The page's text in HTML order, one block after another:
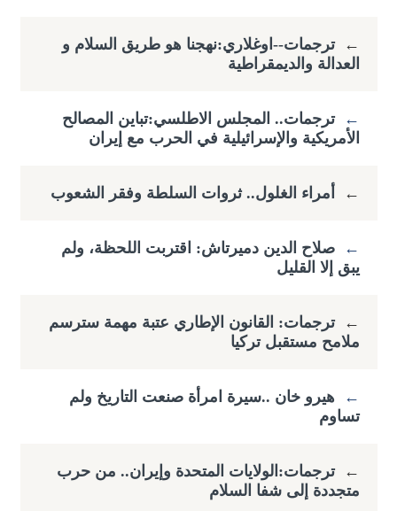
← ترجمات--اوغلاري:نهجنا هو طريق السلام و
العدالة والديمقراطية
← ترجمات.. المجلس الاطلسي:تباين المصالح
الأمريكية والإسرائيلية في الحرب مع إيران
← أمراء الغلول.. ثروات السلطة وفقر الشعوب
←
صلاح الدين دميرتاش: اقتربت اللحظة، ولم
يبق إلا القليل
← ترجمات: القانون الإطاري عتبة مهمة سترسم
ملامح مستقبل تركيا
←
هيرو خان ..سيرة امرأة صنعت التاريخ ولم
تساوم
← ترجمات:الولايات المتحدة وإيران.. من حرب
متجددة إلى شفا السلام